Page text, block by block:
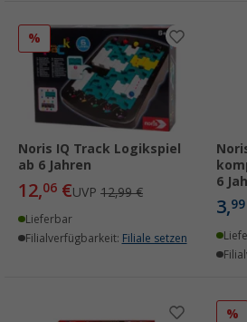
%
Noris IQ Track Logikspiel
ab 6 Jahren
12,06 €UVP 12,99 €
Lieferbar
Filialverfügbarkeit: Filiale setzen
6
3,99
%